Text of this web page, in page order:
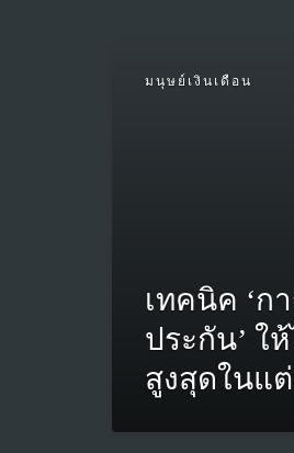
มนุษย์เงินเดือน
เทคนิค ‘ก
ประกัน’ ใ
สูงสุดในแ